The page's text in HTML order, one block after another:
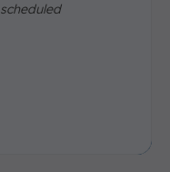
scheduled